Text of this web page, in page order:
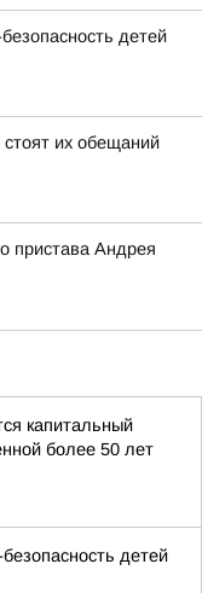
детей
их обещаний
пристава Андрея
капитальный
более 50 лет
детей